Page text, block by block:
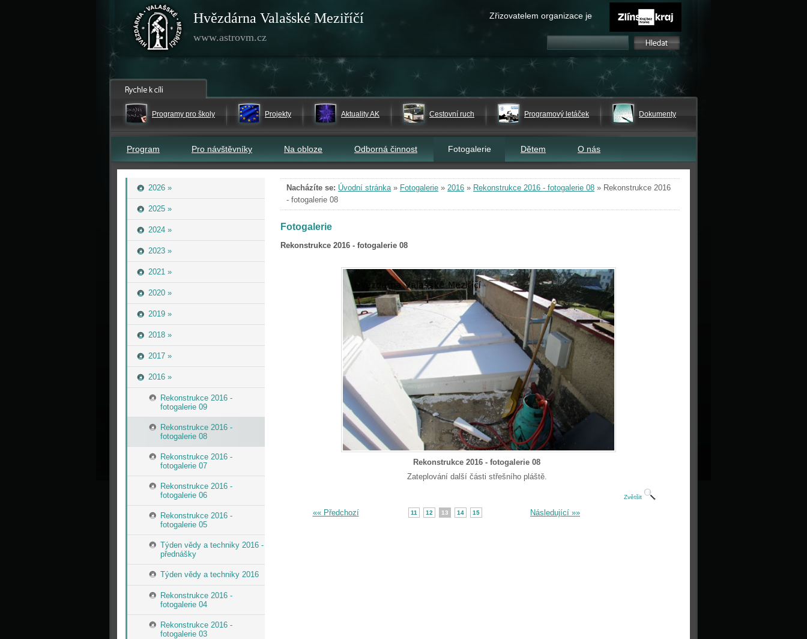
Hvězdárna Valašské Meziříčí
www.astrovm.cz
Zřizovatelem organizace je
Programy pro školy Projekty Aktuality AK Cestovní ruch Programový letáček Dokumenty
Program Pro návštěvníky Na obloze Odborná činnost Fotogalerie Dětem O nás
2026 »
2025 »
2024 »
2023 »
2021 »
2020 »
2019 »
2018 »
2017 »
2016 »
Rekonstrukce 2016 -
fotogalerie 09
Rekonstrukce 2016 -
fotogalerie 08
Rekonstrukce 2016 -
fotogalerie 07
Rekonstrukce 2016 -
fotogalerie 06
Rekonstrukce 2016 -
fotogalerie 05
Týden vědy a techniky 2016 -
přednášky
Týden vědy a techniky 2016
Rekonstrukce 2016 -
fotogalerie 04
Rekonstrukce 2016 -
fotogalerie 03
Nacházíte se: Úvodní stránka» Fotogalerie » 2016 » Rekonstrukce 2016 - fotogalerie 08 » Rekonstrukce 2016
- fotogalerie 08
Fotogalerie
Rekonstrukce 2016 - fotogalerie 08
Rekonstrukce 2016 - fotogalerie 08
Zateplování další části střešního pláště.
Zvětšit
«« Předchozí 11 12 13 14 15 Následující »»